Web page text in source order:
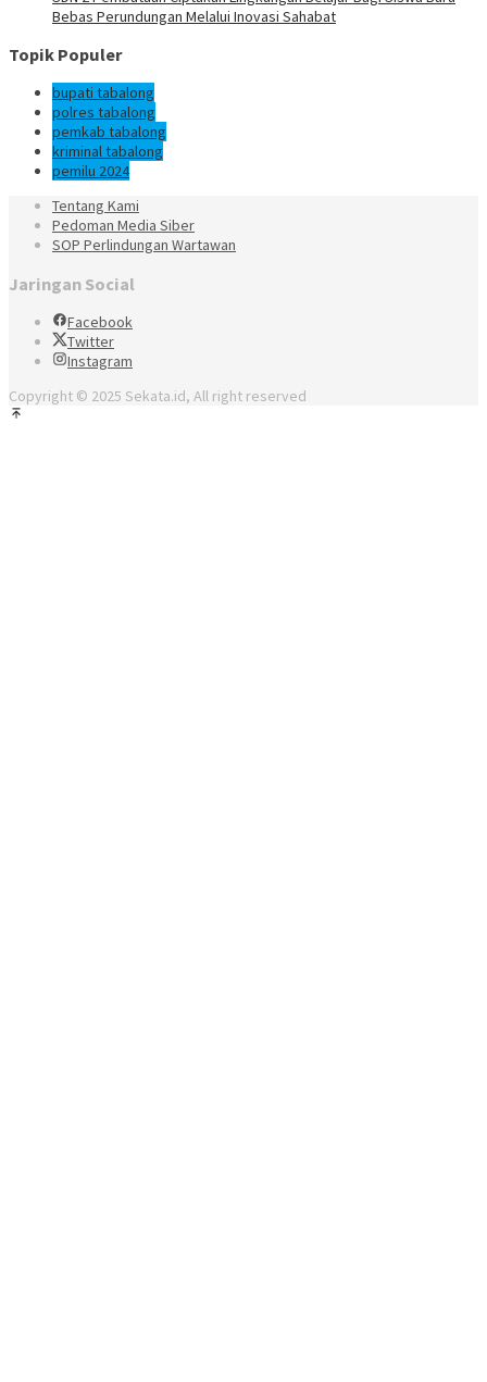
Bebas Perundungan Melalui Inovasi Sahabat
Topik Populer
bupati tabalong
polres tabalong
pemkab tabalong
kriminal tabalong
pemilu 2024
Tentang Kami
Pedoman Media Siber
SOP Perlindungan Wartawan
Jaringan Social
Facebook
Twitter
Instagram
Copyright © 2025 Sekata.id, All right reserved